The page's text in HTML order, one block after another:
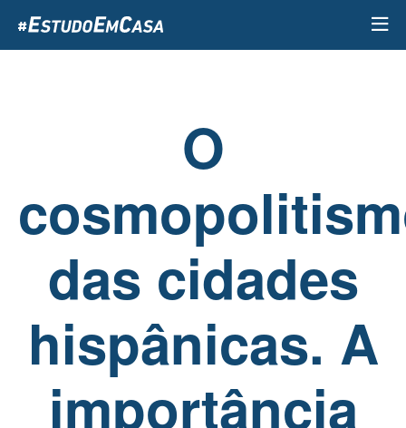
para
o
O
das cidades
hispânicas. A
importância